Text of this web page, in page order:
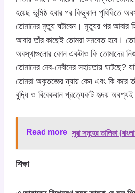
হয়েছ ভূমিষ্ঠ হবার পর কিছুকাল পৃথিবীতে
তোমাদের মৃত্যু ঘটাবেন। মৃত্যুর পর আবার
আবার তাঁর কাছেই তোমরা সমবেত হবে।
অবস্থাগুলোর কোন একটাও কি তোমাদের
তোমাদের দেব-দেবীদের সহায়তায় ঘটেছে?
তোমরা অকৃতজ্ঞের ন্যায় কেন এবং কি করে
বুদ্ধি ও বিবেকবান প্রত্যেকটি হৃদয় অবশ্যই
Read more সুরা সমুহের তালিকা
শিক্ষা